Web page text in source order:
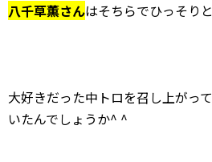
八千草薫さんはそちらでひっそりと
大好きだった中トロを召し上がって
いたんでしょうか^ ^